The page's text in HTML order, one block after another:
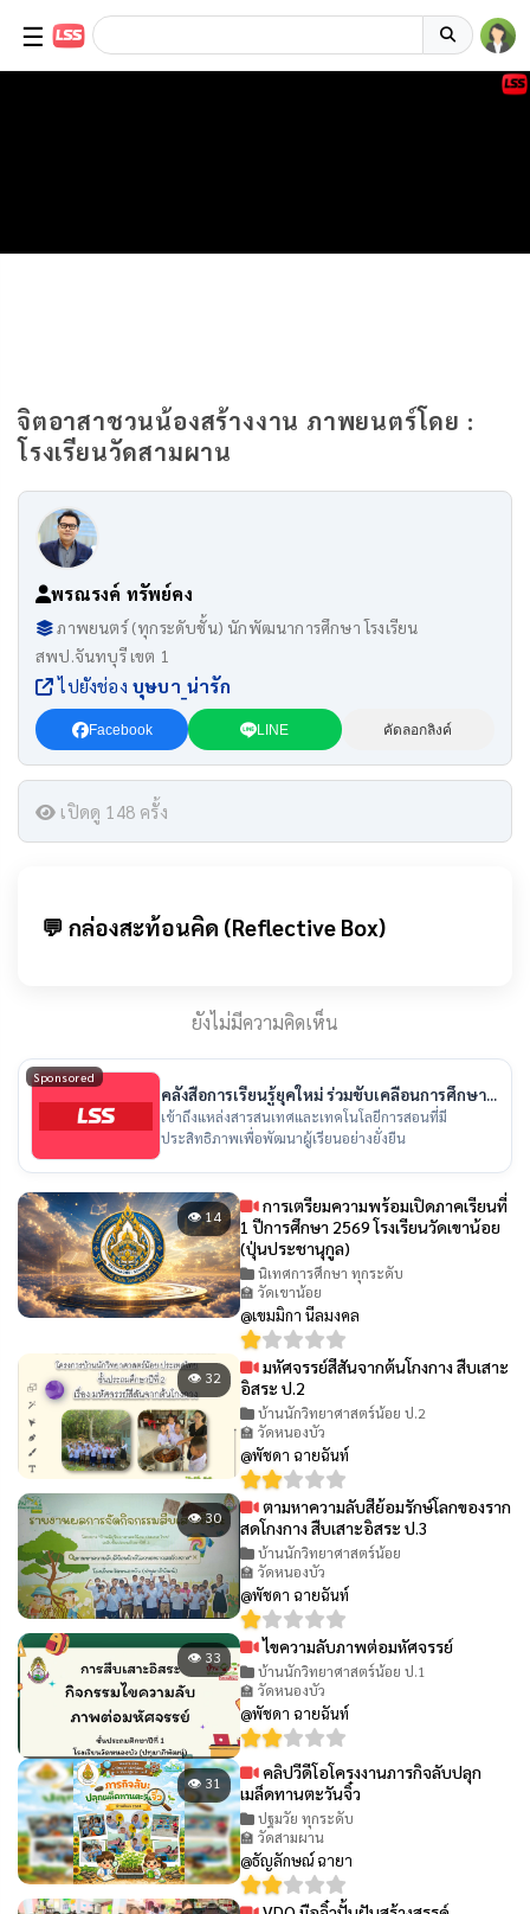
☰
จิตอาสาชวนน้องสร้างงาน ภาพยนตร์โดย :
โรงเรียนวัดสามผาน
พรณรงค์ ทรัพย์คง
ภาพยนตร์ (ทุกระดับชั้น) นักพัฒนาการศึกษา โรงเรียน
สพป.จันทบุรี เขต 1
ไปยังช่องบุษบา_น่ารัก
Facebook LINE คัดลอกลิงค์
เปิดดู 148 ครั้ง
💬 กล่องสะท้อนคิด (Reflective Box)
ยังไม่มีความคิดเห็น
Sponsored
คลังสื่อการเรียนรู้ยุคใหม่ ร่วมขับเคลื่อนการศึกษา
ไทย
เข้าถึงแหล่งสารสนเทศและเทคโนโลยีการสอนที่มี
ประสิทธิภาพเพื่อพัฒนาผู้เรียนอย่างยั่งยืน
👁 14
การเตรียมความพร้อมเปิดภาคเรียนที่
1 ปีการศึกษา 2569 โรงเรียนวัดเขาน้อย
(ปุ่นประชานุกูล)
นิเทศการศึกษา ทุกระดับ
🏫 วัดเขาน้อย
@เขมมิกา นีลมงคล
👁 32
มหัศจรรย์สีสันจากต้นโกงกาง สืบเสาะ
อิสระ ป.2
บ้านนักวิทยาศาสตร์น้อย ป.2
🏫 วัดหนองบัว
@พัชดา ฉายฉันท์
👁 30
ตามหาความลับสีย้อมรักษ์โลกของราก
สดโกงกาง สืบเสาะอิสระ ป.3
บ้านนักวิทยาศาสตร์น้อย
🏫 วัดหนองบัว
@พัชดา ฉายฉันท์
👁 33 ไขความลับภาพต่อมหัศจรรย์
บ้านนักวิทยาศาสตร์น้อย ป.1
🏫 วัดหนองบัว
@พัชดา ฉายฉันท์
👁 31
คลิปวีดีโอโครงงานภารกิจลับปลุก
เมล็ดทานตะวันจิ๋ว
ปฐมวัย ทุกระดับ
🏫 วัดสามผาน
@ธัญลักษณ์ ฉายา